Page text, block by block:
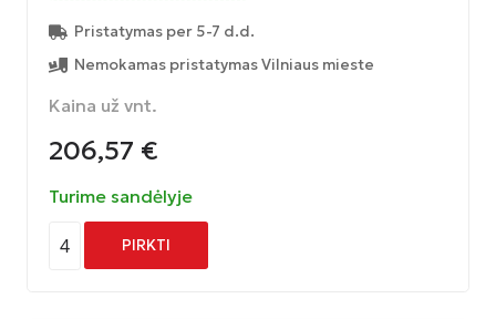
Pristatymas per 5-7 d.d.
Nemokamas pristatymas Vilniaus mieste
Kaina už vnt.
206,57 €
Turime sandėlyje
4 PIRKTI